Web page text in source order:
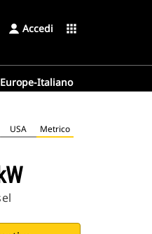
Accedi apps
Europe-Italiano
USA Metrico